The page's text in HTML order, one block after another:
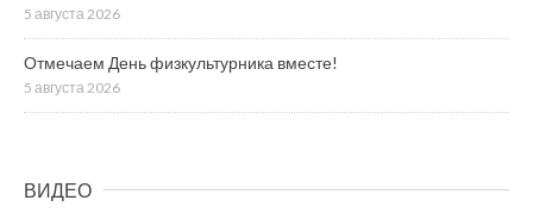
5 августа 2026
Отмечаем День физкультурника вместе!
5 августа 2026
ВИДЕО